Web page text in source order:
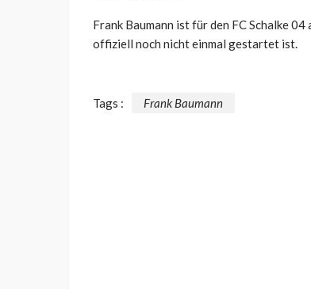
Frank Baumann ist für den FC Schalke
offiziell noch nicht einmal gestartet ist.
Tags : Frank Baumann